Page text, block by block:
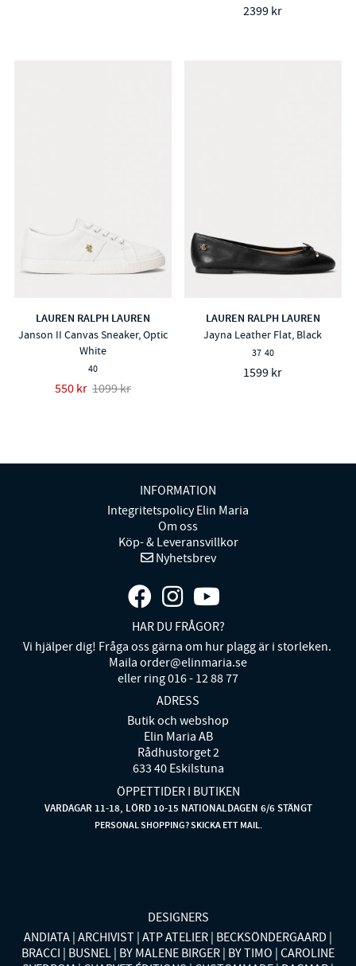
2399 kr
LAUREN RALPH LAUREN
Janson II Canvas Sneaker, Optic
White
40
550 kr 1099 kr
LAUREN RALPH LAUREN
Jayna Leather Flat, Black
37 40
1599 kr
INFORMATION
Integritetspolicy Elin Maria
Om oss
Köp- & Leveransvillkor
Nyhetsbrev
HAR DU FRÅGOR?
Vi hjälper dig! Fråga oss gärna om hur plagg är i storleken.
Maila order@elinmaria.se
eller ring 016 - 12 88 77
ADRESS
Butik och webshop
Elin Maria AB
Rådhustorget 2
633 40 Eskilstuna
ÖPPETTIDER I BUTIKEN
VARDAGAR 11-18, LÖRD 10-15 NATIONALDAGEN 6/6 STÄNGT
PERSONAL SHOPPING? SKICKA ETT MAIL.
DESIGNERS
ANDIATA ARCHIVIST ATP ATELIER BECKSÖNDERGAARD
BRACCI BUSNEL BY MALENE BIRGER BY TIMO CAROLINE